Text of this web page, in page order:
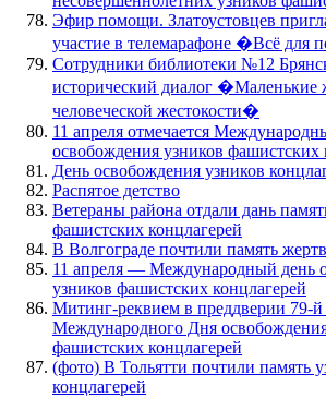
Эфир помощи. Златоустовцев
участие в телемарафоне �Всё для
Сотрудники библиотеки №12
исторический диалог �Маленькие
человеческой жестокости�
11 апреля отмечается
освобождения узников фашистских
День освобождения узников
Распятое детство
Ветераны района отдали дань
фашистских концлагерей
В Волгограде почтили память
11 апреля — Международный день
узников фашистских концлагерей
Митинг-реквием в преддверии 79-
Международного Дня
фашистских концлагерей
(фото) В Тольятти почтили память
концлагерей